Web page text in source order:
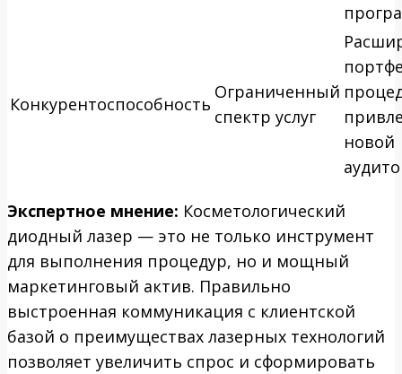
Конкурентоспособность
Ограниченный
спектр услуг
новой
Экспертное мнение: Косметологический
диодный лазер — это не только инструмент
для выполнения процедур, но и мощный
маркетинговый актив. Правильно
выстроенная коммуникация с клиентской
базой о преимуществах лазерных технологий
позволяет увеличить спрос и сформировать